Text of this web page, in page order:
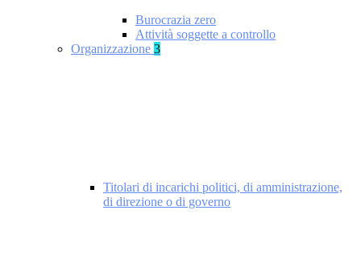
Burocrazia zero
Attività soggette a controllo
Organizzazione 3
Titolari di incarichi politici, di amministrazione,
di direzione o di governo